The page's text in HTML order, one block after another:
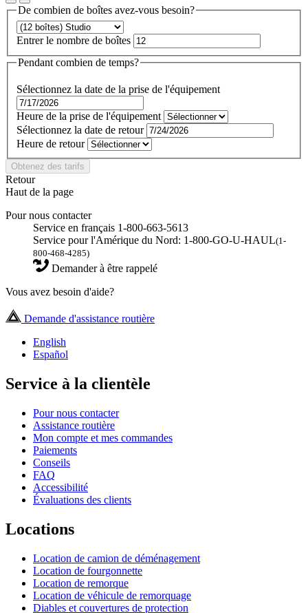
De combien de boîtes avez-vous besoin?
Entrer le nombre de boîtes
Pendant combien de temps?
Sélectionnez la date de la prise de l'équipement
Heure de la prise de l'équipement
Sélectionnez la date de retour
Heure de retour
Obtenez des tarifs
Retour
Haut de la page
Pour nous contacter
Service en français 1-800-663-5613
Service pour l'Amérique du Nord: 1-800-GO-U-HAUL(1-
800-468-4285)
Demander à être rappelé
Vous avez besoin d'aide?
Demande d'assistance routière
English
Español
Service à la clientèle
Pour nous contacter
Assistance routière
Mon compte et mes commandes
Paiements
Conseils
FAQ
Accessibilité
Évaluations des clients
Locations
Location de camion de déménagement
Location de fourgonnette
Location de remorque
Location de véhicule de remorquage
Diables et couvertures de protection